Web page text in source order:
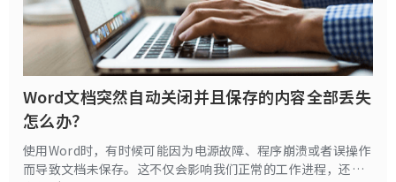
Word文档突然自动关闭并且保存的内容全部丢失
怎么办？
使用Word时，有时候可能因为电源故障、程序崩溃或者误操作
而导致文档未保存。这不仅会影响我们正常的工作进程，还会